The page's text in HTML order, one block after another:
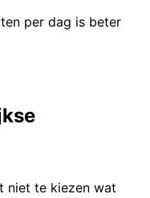
per dag is beter
niet te kiezen wat